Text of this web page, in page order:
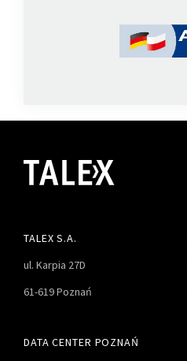
TALEX S.A.
ul. Karpia 27D
61-619 Poznań
DATA CENTER POZNAŃ